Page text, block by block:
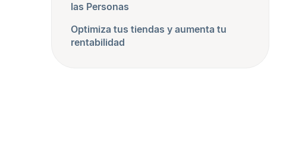
las Personas
Optimiza tus tiendas y aumenta tu
rentabilidad